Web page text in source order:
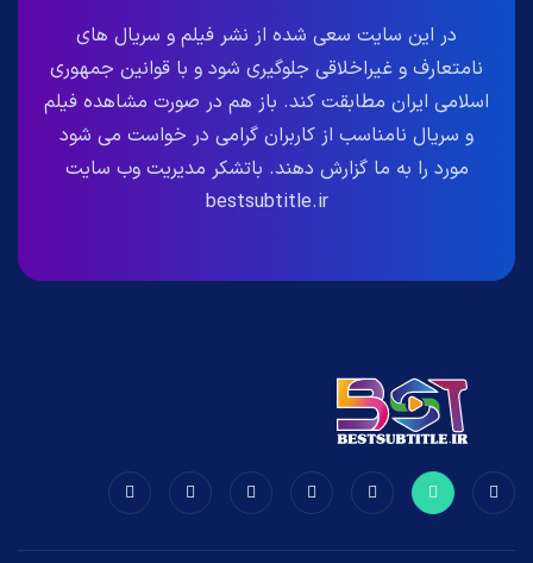
در این سایت سعی شده از نشر فیلم و سریال های
نامتعارف و غیراخلاقی جلوگیری شود و با قوانین جمهوری
اسلامی ایران مطابقت کند. باز هم در صورت مشاهده فیلم
و سریال نامناسب از کاربران گرامی در خواست می شود
مورد را به ما گزارش دهند. باتشکر مدیریت وب سایت
bestsubtitle.ir